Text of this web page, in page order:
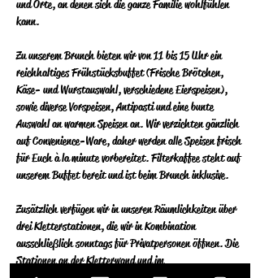
und Orte, an denen sich die ganze Familie wohlfühlen
kann.
Zu unserem Brunch bieten wir von 11 bis 15 Uhr ein
reichhaltiges Frühstücksbuffet (Frische Brötchen,
Käse- und Wurstauswahl, verschiedene Eierspeisen),
sowie diverse Vorspeisen, Antipasti und eine bunte
Auswahl an warmen Speisen an.  Wir verzichten gänzlich
auf Convenience-Ware, daher werden alle Speisen frisch
für Euch à la minute vorbereitet.  Filterkaffee steht auf
unserem Buffet bereit und ist beim Brunch inklusive.
Zusätzlich verfügen wir in unseren Räumlichkeiten über
drei Kletterstationen, die wir in Kombination
ausschließlich sonntags für Privatpersonen öffnen. Die
Stationen an der Kletterwand und im